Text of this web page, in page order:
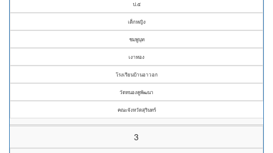
ป.๕
เด็กหญิง
ชมพูนุท
เงาทอง
โรงเรียนบ้านอาวอก
วัดหนองคูพัฒนา
คณะจังหวัดสุรินทร์
3